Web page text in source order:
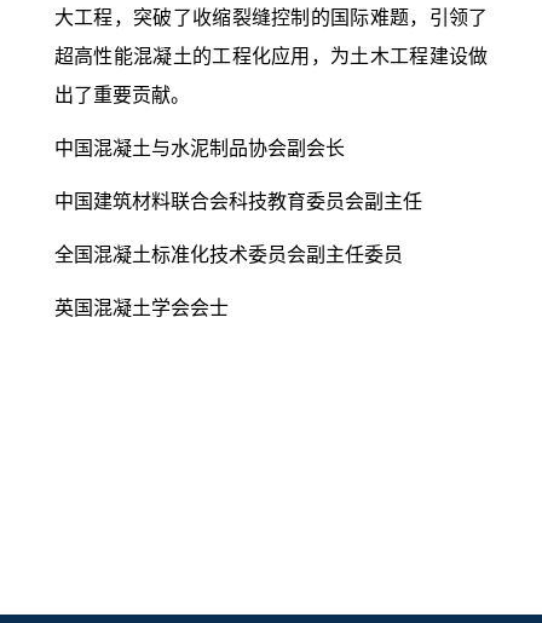
大工程，突破了收缩裂缝控制的国际难题，引领了
超高性能混凝土的工程化应用，为土木工程建设做
出了重要贡献。
中国混凝土与水泥制品协会副会长
中国建筑材料联合会科技教育委员会副主任
全国混凝土标准化技术委员会副主任委员
英国混凝土学会会士